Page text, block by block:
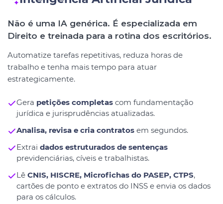
Não é uma IA genérica. É especializada em
Direito e treinada para a rotina dos escritórios.
Automatize tarefas repetitivas, reduza horas de
trabalho e tenha mais tempo para atuar
estrategicamente.
Gera petições completascom fundamentação
jurídica e jurisprudências atualizadas.
Analisa, revisa e cria contratosem segundos.
Extrai dados estruturados de sentenças
previdenciárias, cíveis e trabalhistas.
Lê CNIS, HISCRE, Microfichas do PASEP, CTPS,
cartões de ponto e extratos do INSS e envia os dados
para os cálculos.